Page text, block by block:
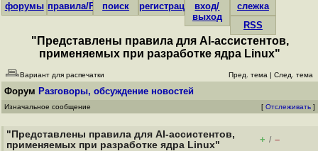
форумы правила/FAQпоиск регистрациявход/
выход
слежка
RSS
"Представлены правила для AI-ассистентов,
применяемых при разработке ядра Linux"
Вариант для распечатки Пред. тема | След. тема
Форум Разговоры, обсуждение новостей
Изначальное сообщение [ Отслеживать ]
"Представлены правила для AI-ассистентов,
применяемых при разработке ядра Linux"
+ / –